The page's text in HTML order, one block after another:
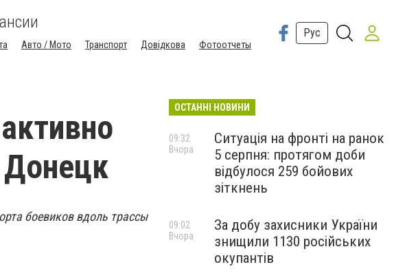
Авто / Мото Транспорт Довідкова Фотоотчеты
Рус
Донецк
боевиков вдоль трассы
ОСТАННІ НОВИНИ
Ситуація на фронті на ранок
5 серпня: протягом доби
відбулося 259 бойових
зіткнень
09:32
Вчора
За добу захисники України
знищили 1130 російських
окупантів
09:02
Вчора